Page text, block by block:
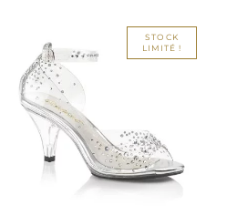
STOCK
LIMITÉ !